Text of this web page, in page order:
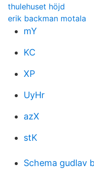
thulehuset höjd
erik backman motala
mY
KC
XP
UyHr
azX
stK
Schema gudlav